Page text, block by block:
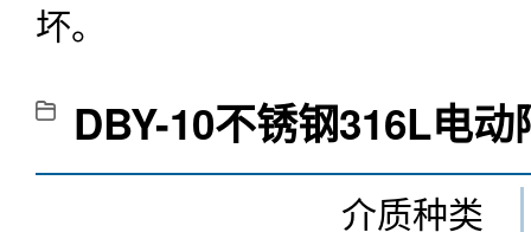
坏。
DBY-10不锈钢316L电
介质种类